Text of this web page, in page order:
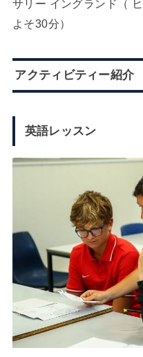
サリー イングランド（
よそ30分）
アクティビティー紹介
英語レッスン